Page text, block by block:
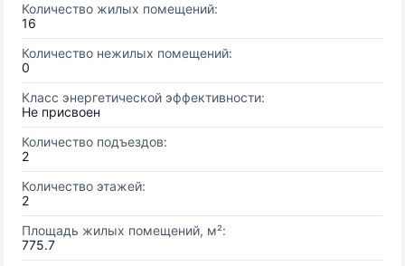
Количество жилых помещений:
16
Количество нежилых помещений:
0
Класс энергетической эффективности:
Не присвоен
Количество подъездов:
2
Количество этажей:
2
Площадь жилых помещений, м²:
775.7